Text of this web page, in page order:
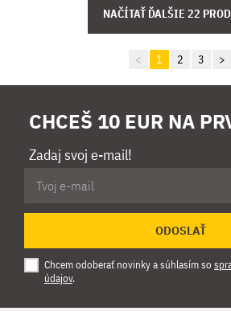
< 1 2 3 >
CHCEŠ 10 EUR NA
Zadaj svoj e-mail!
ODOSLAŤ
Chcem odoberať novinky a súhlasím so
údajov.